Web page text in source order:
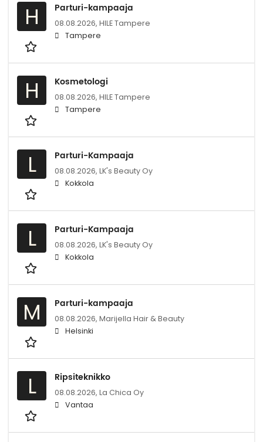
H Parturi-kampaaja
08.08.2026, HILE Tampere
Tampere
H Kosmetologi
08.08.2026, HILE Tampere
Tampere
L Parturi-Kampaaja
08.08.2026, LK's Beauty Oy
Kokkola
L Parturi-Kampaaja
08.08.2026, LK's Beauty Oy
Kokkola
M Parturi-kampaaja
08.08.2026, Marijella Hair & Beauty
Helsinki
L Ripsiteknikko
08.08.2026, La Chica Oy
Vantaa